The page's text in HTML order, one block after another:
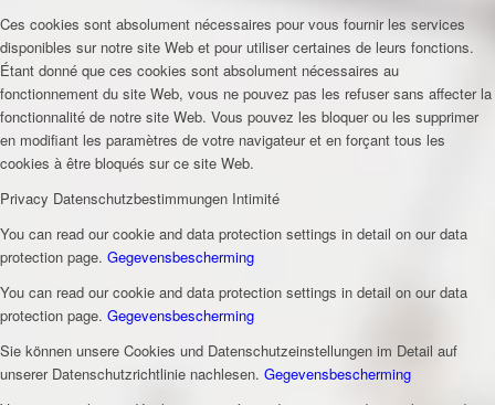
Ces cookies sont absolument nécessaires pour vous fournir les services
disponibles sur notre site Web et pour utiliser certaines de leurs fonctions.
Étant donné que ces cookies sont absolument nécessaires au
fonctionnement du site Web, vous ne pouvez pas les refuser sans affecter la
fonctionnalité de notre site Web. Vous pouvez les bloquer ou les supprimer
en modifiant les paramètres de votre navigateur et en forçant tous les
cookies à être bloqués sur ce site Web.
Privacy Datenschutzbestimmungen Intimité
You can read our cookie and data protection settings in detail on our data
protection page. Gegevensbescherming
You can read our cookie and data protection settings in detail on our data
protection page. Gegevensbescherming
Sie können unsere Cookies und Datenschutzeinstellungen im Detail auf
unserer Datenschutzrichtlinie nachlesen. Gegevensbescherming